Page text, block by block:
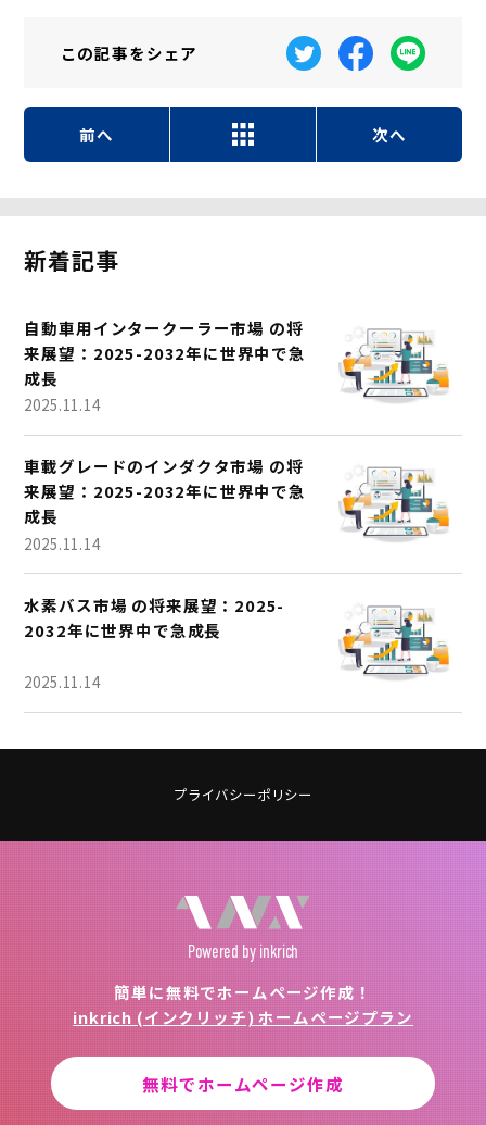
この記事をシェア
前へ 次へ
新着記事
自動車用インタークーラー市場 の将
来展望：2025-2032年に世界中で急
成長
2025.11.14
車載グレードのインダクタ市場 の将
来展望：2025-2032年に世界中で急
成長
2025.11.14
水素バス市場 の将来展望：2025-
2032年に世界中で急成長
2025.11.14
プライバシーポリシー
Powered by inkrich
簡単に無料でホームページ作成！
inkrich (インクリッチ) ホームページプラン
無料でホームページ作成